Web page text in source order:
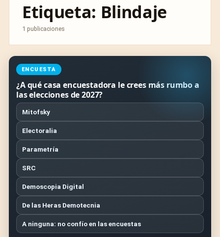
Etiqueta: Blindaje
1 publicaciones
ENCUESTA
¿A qué casa encuestadora le crees más rumbo a
las elecciones de 2027?
Mitofsky
Electoralia
Parametría
SRC
Demoscopia Digital
De las Heras Demotecnia
A ninguna: no confío en las encuestas